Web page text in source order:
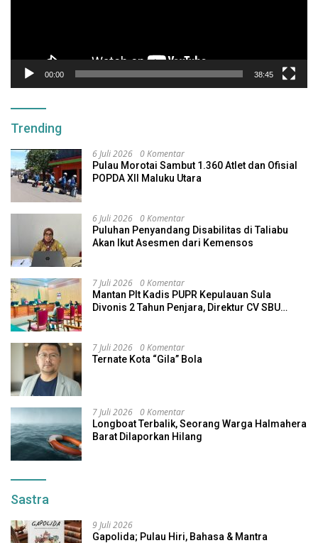
00:00 38:45
Trending
6 Juli 2026 0 Komentar
Pulau Morotai Sambut 1.360 Atlet dan Ofisial
POPDA XII Maluku Utara
6 Juli 2026 0 Komentar
Puluhan Penyandang Disabilitas di Taliabu
Akan Ikut Asesmen dari Kemensos
7 Juli 2026 0 Komentar
Mantan Plt Kadis PUPR Kepulauan Sula
Divonis 2 Tahun Penjara, Direktur CV SBU
7 Juli 2026 0 Komentar
Ternate Kota “Gila” Bola
7 Juli 2026 0 Komentar
Longboat Terbalik, Seorang Warga Halmahera
Barat Dilaporkan Hilang
Sastra
9 Juli 2026
Gapolida; Pulau Hiri, Bahasa & Mantra